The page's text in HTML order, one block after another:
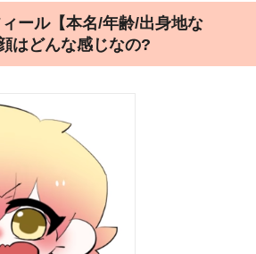
ール【本名/年齢/出身地な
はどんな感じなの?